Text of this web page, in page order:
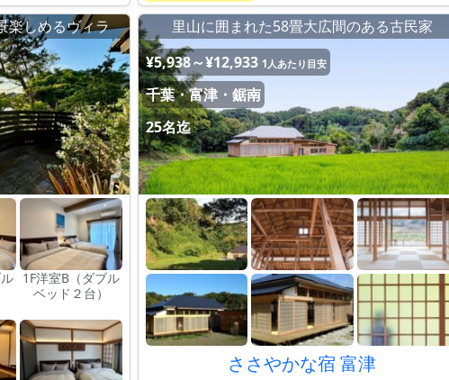
しめるヴィラ
1F洋室B（ダブル
ベッド２台）
里山に囲まれた58畳大広間のある古民家
¥5,938～¥12,933 1人あたり目安
千葉・富津・鋸南
25名迄
ささやかな宿 富津